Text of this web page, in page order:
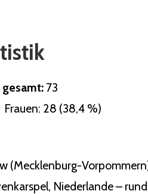
73
28 (38,4 %)
(Mecklenburg-
Niederlande –